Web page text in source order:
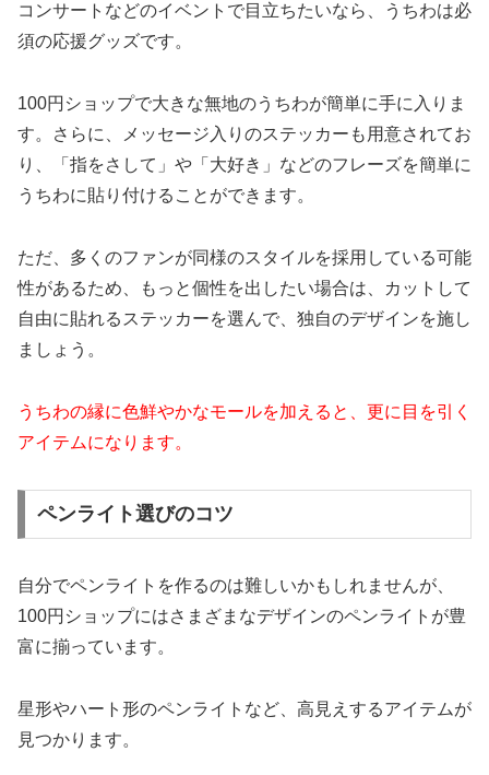
コンサートなどのイベントで目立ちたいなら、うちわは必
須の応援グッズです。
100円ショップで大きな無地のうちわが簡単に手に入りま
す。さらに、メッセージ入りのステッカーも用意されてお
り、「指をさして」や「大好き」などのフレーズを簡単に
うちわに貼り付けることができます。
ただ、多くのファンが同様のスタイルを採用している可能
性があるため、もっと個性を出したい場合は、カットして
自由に貼れるステッカーを選んで、独自のデザインを施し
ましょう。
うちわの縁に色鮮やかなモールを加えると、更に目を引く
アイテムになります。
ペンライト選びのコツ
自分でペンライトを作るのは難しいかもしれませんが、
100円ショップにはさまざまなデザインのペンライトが豊
富に揃っています。
星形やハート形のペンライトなど、高見えするアイテムが
見つかります。